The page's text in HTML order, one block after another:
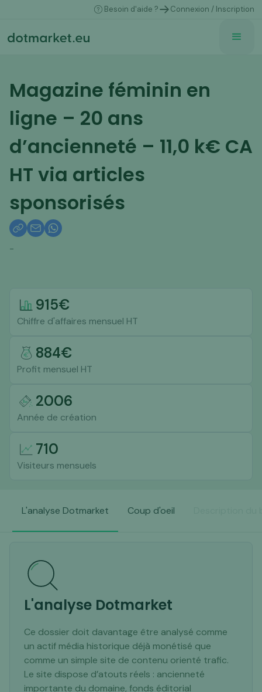
Besoin d'aide ? Connexion / Inscription
Magazine féminin en
ligne – 20 ans
d’ancienneté – 11,0 k€ CA
HT via articles
sponsorisés
-
915€
Chiffre d'affaires mensuel HT
884€
Profit mensuel HT
2006
Année de création
710
Visiteurs mensuels
L'analyse Dotmarket Coup d'oeil
L'analyse Dotmarket
Ce dossier doit davantage être analysé comme
un actif média historique déjà monétisé que
comme un simple site de contenu orienté trafic.
Le site dispose d’atouts réels : ancienneté
importante du domaine, fonds éditorial